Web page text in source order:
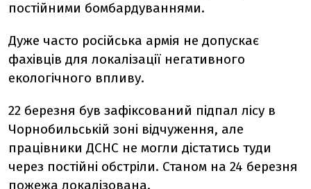
постійними бомбардуваннями.
Дуже часто російська армія не допускає
фахівців для локалізації негативного
екологічного впливу.
22 березня був зафіксований підпал лісу в
Чорнобильській зоні відчуження, але
працівники ДСНС не могли дістатись туди
через постійні обстріли. Станом на 24 березня
пожежа локалізована.